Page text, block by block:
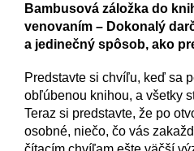
Bambusová záložka do
venovaním – Dokonalý
a jedinečný spôsob, ako
Predstavte si chvíľu, keď sa
obľúbenou knihou, a všetky
Teraz si predstavte, že po
osobné, niečo, čo vás